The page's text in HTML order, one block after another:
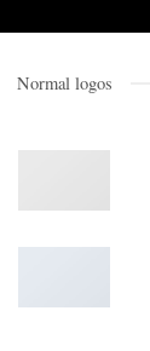
Normal logos